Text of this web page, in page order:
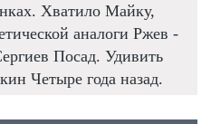
Хватило Майку,
аналоги Ржев -
Посад. Удивить
Четыре года назад.